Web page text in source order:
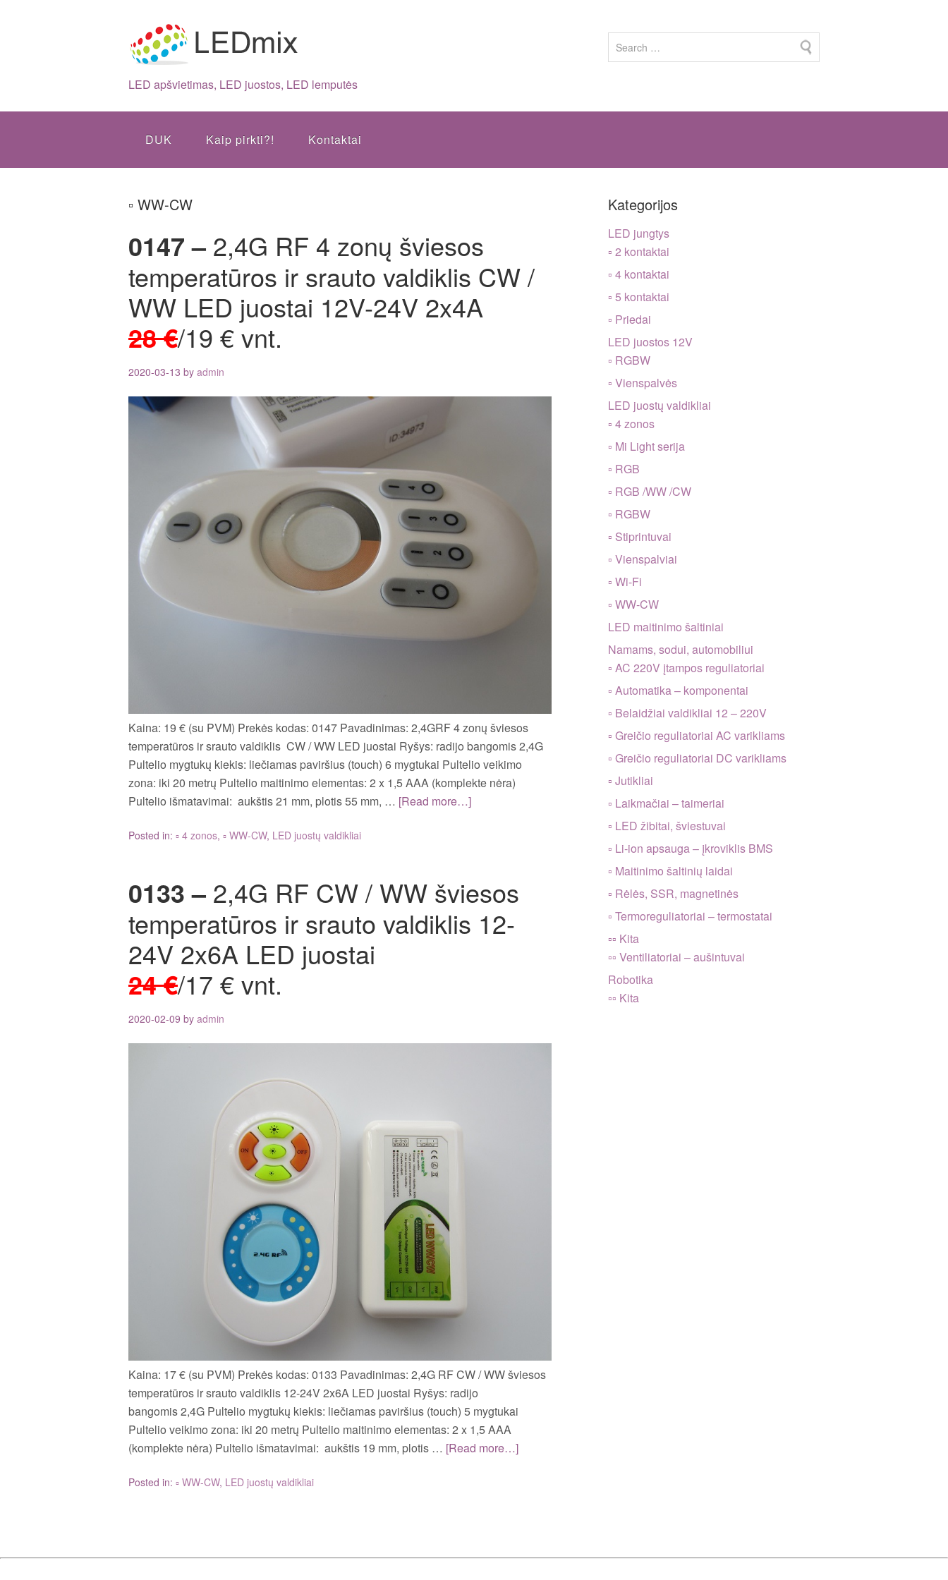
LED apšvietimas, LED juostos, LED lemputės
DUK Kaip pirkti?! Kontaktai
▫ WW-CW
0147 – 2,4G RF 4 zonų šviesos
temperatūros ir srauto valdiklis CW /
WW LED juostai 12V-24V 2x4A
28 €/19 € vnt.
2020-03-13 by admin
Kaina: 19 € (su PVM) Prekės kodas: 0147 Pavadinimas: 2,4GRF 4 zonų šviesos
temperatūros ir srauto valdiklis CW / WW LED juostai Ryšys: radijo bangomis 2,4G
Pultelio mygtukų kiekis: liečiamas paviršius (touch) 6 mygtukai Pultelio veikimo
zona: iki 20 metrų Pultelio maitinimo elementas: 2 x 1,5 AAA (komplekte nėra)
Pultelio išmatavimai: aukštis 21 mm, plotis 55 mm, … [Read more…]
Posted in: ▫ 4 zonos, ▫ WW-CW, LED juostų valdikliai
0133 – 2,4G RF CW / WW šviesos
temperatūros ir srauto valdiklis 12-
24V 2x6A LED juostai
24 €/17 € vnt.
2020-02-09 by admin
Kaina: 17 € (su PVM) Prekės kodas: 0133 Pavadinimas: 2,4G RF CW / WW šviesos
temperatūros ir srauto valdiklis 12-24V 2x6A LED juostai Ryšys: radijo
bangomis 2,4G Pultelio mygtukų kiekis: liečiamas paviršius (touch) 5 mygtukai
Pultelio veikimo zona: iki 20 metrų Pultelio maitinimo elementas: 2 x 1,5 AAA
(komplekte nėra) Pultelio išmatavimai: aukštis 19 mm, plotis … [Read more…]
Posted in: ▫ WW-CW, LED juostų valdikliai
Kategorijos
LED jungtys
▫ 2 kontaktai
▫ 4 kontaktai
▫ 5 kontaktai
▫ Priedai
LED juostos 12V
▫ RGBW
▫ Vienspalvės
LED juostų valdikliai
▫ 4 zonos
▫ Mi Light serija
▫ RGB
▫ RGB /WW /CW
▫ RGBW
▫ Stiprintuvai
▫ Vienspalviai
▫ Wi-Fi
▫ WW-CW
LED maitinimo šaltiniai
Namams, sodui, automobiliui
▫ AC 220V įtampos reguliatoriai
▫ Automatika – komponentai
▫ Belaidžiai valdikliai 12 – 220V
▫ Greičio reguliatoriai AC varikliams
▫ Greičio reguliatoriai DC varikliams
▫ Jutikliai
▫ Laikmačiai – taimeriai
▫ LED žibitai, šviestuvai
▫ Li-ion apsauga – įkroviklis BMS
▫ Maitinimo šaltinių laidai
▫ Rėlės, SSR, magnetinės
▫ Termoreguliatoriai – termostatai
▫▫ Kita
▫▫ Ventiliatoriai – aušintuvai
Robotika
▫▫ Kita